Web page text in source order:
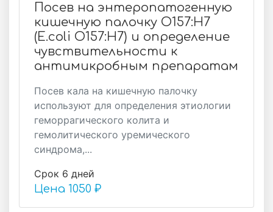
Посев на энтеропатогенную
кишечную палочку О157:Н7
(E.coli О157:Н7) и определение
чувствительности к
антимикробным препаратам
Посев кала на кишечную палочку
используют для определения этиологии
геморрагического колита и
гемолитического уремического
синдрома,...
Срок 6 дней
Цена 1050 ₽